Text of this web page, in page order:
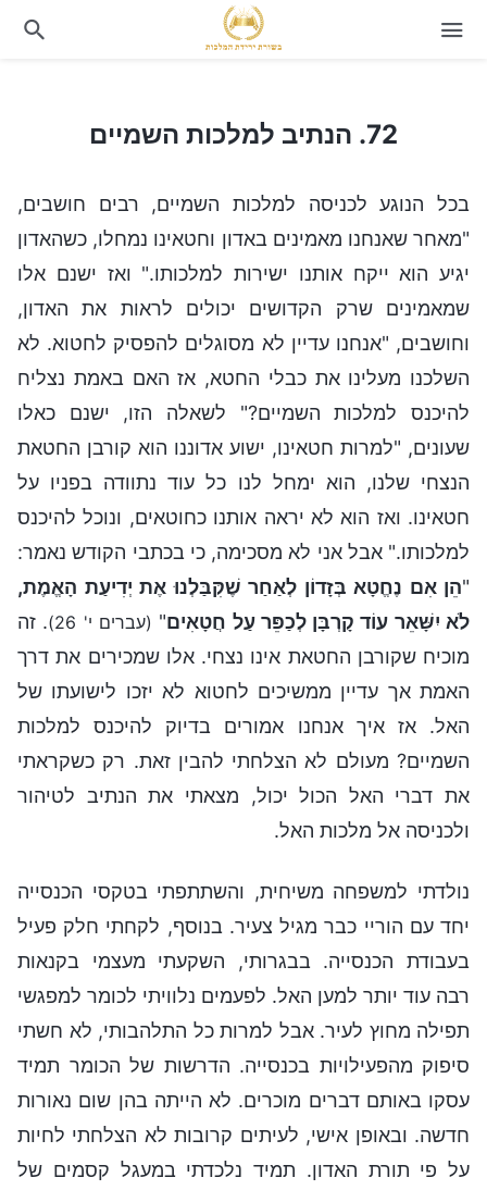
72. הנתיב למלכות השמיים
72. הנתיב למלכות השמיים
בכל הנוגע לכניסה למלכות השמיים, רבים חושבים,
"מאחר שאנחנו מאמינים באדון וחטאינו נמחלו, כשהאדון
יגיע הוא ייקח אותנו ישירות למלכותו." ואז ישנם אלו
שמאמינים שרק הקדושים יכולים לראות את האדון,
וחושבים, "אנחנו עדיין לא מסוגלים להפסיק לחטוא. לא
השלכנו מעלינו את כבלי החטא, אז האם באמת נצליח
להיכנס למלכות השמיים?" לשאלה הזו, ישנם כאלו
שעונים, "למרות חטאינו, ישוע אדוננו הוא קורבן החטאת
הנצחי שלנו, הוא ימחל לנו כל עוד נתוודה בפניו על
חטאינו. ואז הוא לא יראה אותנו כחוטאים, ונוכל להיכנס
למלכותו." אבל אני לא מסכימה, כי בכתבי הקודש נאמר:
"הֵן אִם נֶחֱטָא בְּזָדוֹן לְאַחַר שֶׁקִּבַּלְנוּ אֶת יְדִיעַת הָאֱמֶת,
לֹא יִשָּׁאֵר עוֹד קָרְבָּן לְכַפֵּר עַל חֲטָאִים" (עברים י' 26)
. זה
מוכיח שקורבן החטאת אינו נצחי. אלו שמכירים את דרך
האמת אך עדיין ממשיכים לחטוא לא יזכו לישועתו של
האל. אז איך אנחנו אמורים בדיוק להיכנס למלכות
השמיים? מעולם לא הצלחתי להבין זאת. רק כשקראתי
את דברי האל הכול יכול, מצאתי את הנתיב לטיהור
ולכניסה אל מלכות האל.
נולדתי למשפחה משיחית, והשתתפתי בטקסי הכנסייה
יחד עם הוריי כבר מגיל צעיר. בנוסף, לקחתי חלק פעיל
בעבודת הכנסייה. בבגרותי, השקעתי מעצמי בקנאות
רבה עוד יותר למען האל. לפעמים נלוויתי לכומר למפגשי
תפילה מחוץ לעיר. אבל למרות כל התלהבותי, לא חשתי
סיפוק מהפעילויות בכנסייה. הדרשות של הכומר תמיד
עסקו באותם דברים מוכרים. לא הייתה בהן שום נאורות
חדשה. ובאופן אישי, לעיתים קרובות לא הצלחתי לחיות
על פי תורת האדון. תמיד נלכדתי במעגל קסמים של